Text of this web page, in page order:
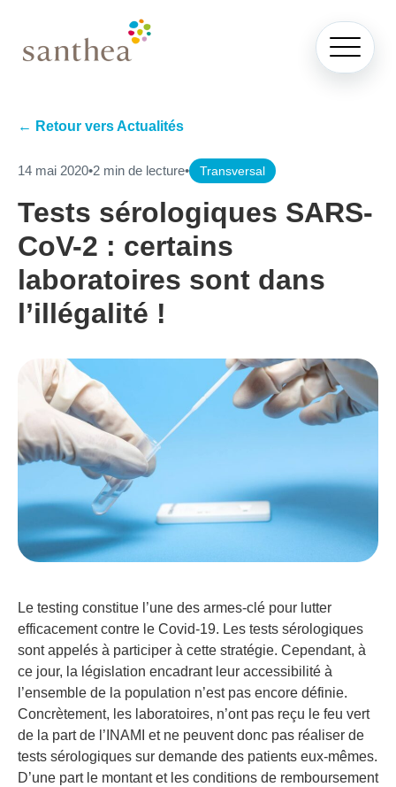
← Retour vers Actualités
14 mai 2020•2 min de lecture• Transversal
Tests sérologiques SARS-
CoV-2 : certains
laboratoires sont dans
l’illégalité !
Le testing constitue l’une des armes-clé pour lutter
efficacement contre le Covid-19. Les tests sérologiques
sont appelés à participer à cette stratégie. Cependant, à
ce jour, la législation encadrant leur accessibilité à
l’ensemble de la population n’est pas encore définie.
Concrètement, les laboratoires, n’ont pas reçu le feu vert
de la part de l’INAMI et ne peuvent donc pas réaliser de
tests sérologiques sur demande des patients eux-mêmes.
D’une part le montant et les conditions de remboursement